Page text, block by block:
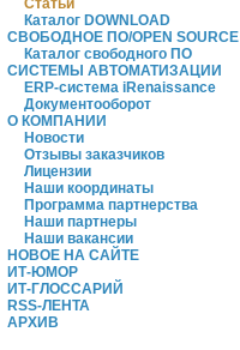
Статьи
Каталог DOWNLOAD
СВОБОДНОЕ ПО/OPEN SOURCE
Каталог свободного ПО
СИСТЕМЫ АВТОМАТИЗАЦИИ
ERP-система iRenaissance
Документооборот
О КОМПАНИИ
Новости
Отзывы заказчиков
Лицензии
Наши координаты
Программа партнерства
Наши партнеры
Наши вакансии
НОВОЕ НА САЙТЕ
ИТ-ЮМОР
ИТ-ГЛОССАРИЙ
RSS-ЛЕНТА
АРХИВ